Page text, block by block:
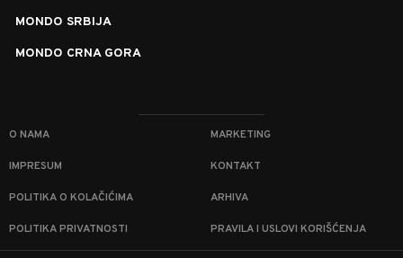
MONDO SRBIJA
MONDO CRNA GORA
O NAMA MARKETING
IMPRESUM KONTAKT
POLITIKA O KOLAČIĆIMA ARHIVA
POLITIKA PRIVATNOSTI PRAVILA I USLOVI KORIŠĆENJA